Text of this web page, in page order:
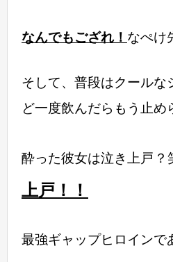
なんでもござれ！ なぺけ
そして、普段はクールな
ど一度飲んだらもう止め
酔った彼女は泣き上戸？
上戸！！
最強ギャップヒロイン